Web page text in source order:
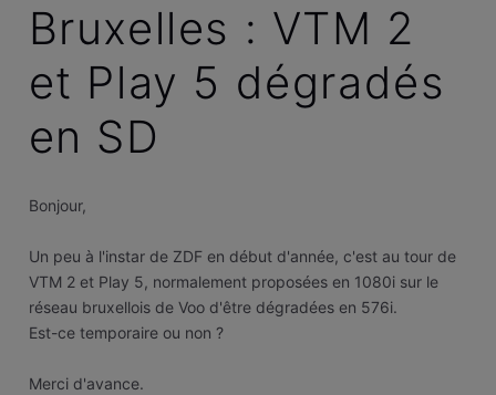
Bruxelles : VTM 2
et Play 5 dégradés
en SD
Bonjour,
Un peu à l'instar de ZDF en début d'année, c'est au tour de
VTM 2 et Play 5, normalement proposées en 1080i sur le
réseau bruxellois de Voo d'être dégradées en 576i.
Est-ce temporaire ou non ?
Merci d'avance.